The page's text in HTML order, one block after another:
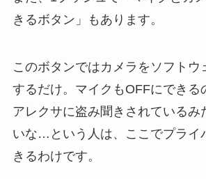
きるボタン」もあります。
このボタンではカメラをソフトウ
するだけ。マイクもOFFにできる
アレクサに盗み聞きされているみ
いな…という人は、ここでプライ
きるわけです。